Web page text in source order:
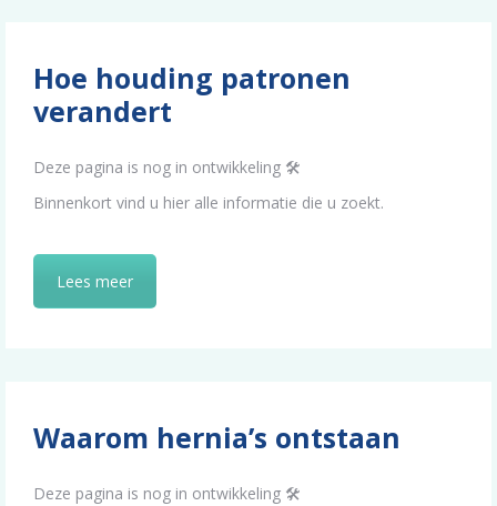
Hoe houding patronen
verandert
Deze pagina is nog in ontwikkeling 🛠️
Binnenkort vind u hier alle informatie die u zoekt.
Lees meer
Waarom hernia’s ontstaan
Deze pagina is nog in ontwikkeling 🛠️